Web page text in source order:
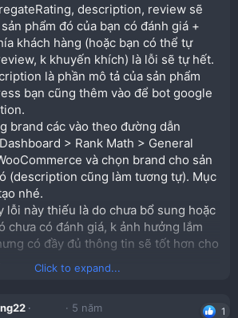
description, review sẽ
phẩm đó của bạn có đánh giá +
khách hàng (hoặc bạn có thể tự
k khuyến khích) là lỗi sẽ tự hết.
là phần mô tả của sản phẩm
bạn cũng thêm vào để bot google
brand các vào theo đường dẫn
> Rank Math > General
và chọn brand cho sản
(description cũng làm tương tự). Mục
nhé.
lỗi này thiếu là do chưa bổ sung hoặc
chưa có đánh giá, k ảnh hưởng lắm
có đầy đủ thông tin sẽ tốt hơn cho
Click to expand...
5 năm 1